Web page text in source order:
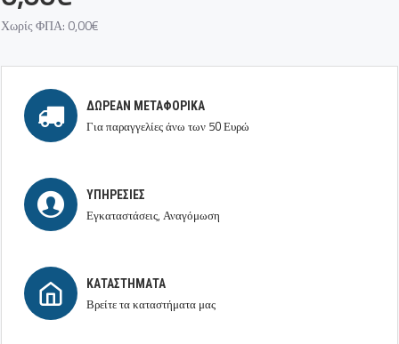
Χωρίς ΦΠΑ: 0,00€
ΔΩΡΕΆΝ ΜΕΤΑΦΟΡΙΚΆ
Για παραγγελίες άνω των 50 Ευρώ
ΥΠΗΡΕΣΊΕΣ
Εγκαταστάσεις, Αναγόμωση
ΚΑΤΑΣΤΉΜΑΤΑ
Βρείτε τα καταστήματα μας